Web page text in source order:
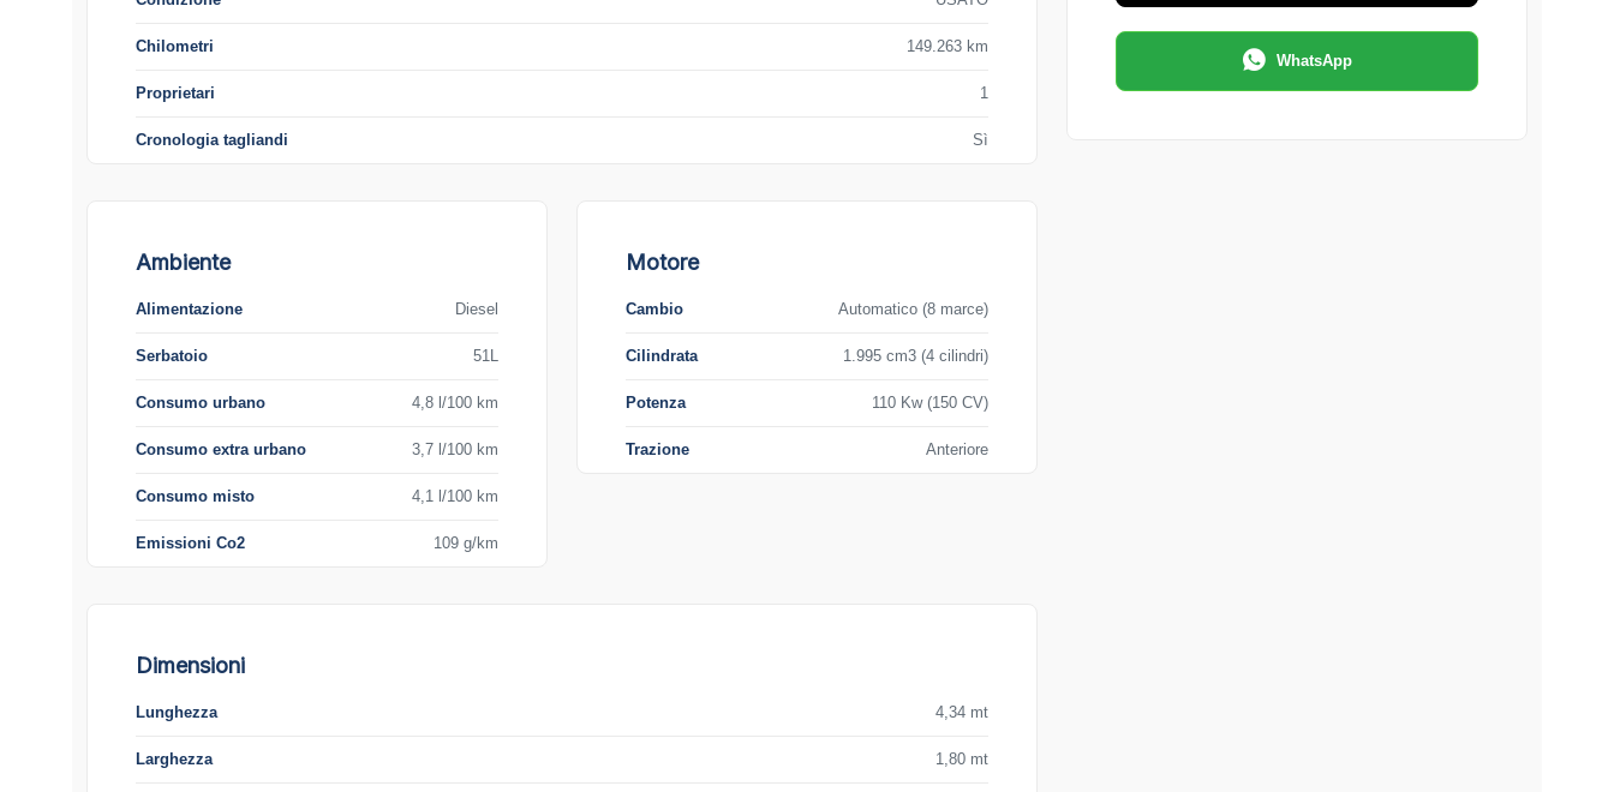
Chilometri 149.263 km
Proprietari 1
Cronologia tagliandi Sì
Ambiente
Alimentazione Diesel
Serbatoio 51L
Consumo urbano 4,8 l/100 km
Consumo extra urbano 3,7 l/100 km
Consumo misto 4,1 l/100 km
Emissioni Co2 109 g/km
Motore
Cambio Automatico (8 marce)
Cilindrata 1.995 cm3 (4 cilindri)
Potenza 110 Kw (150 CV)
Trazione Anteriore
Dimensioni
Lunghezza 4,34 mt
Larghezza 1,80 mt
WhatsApp